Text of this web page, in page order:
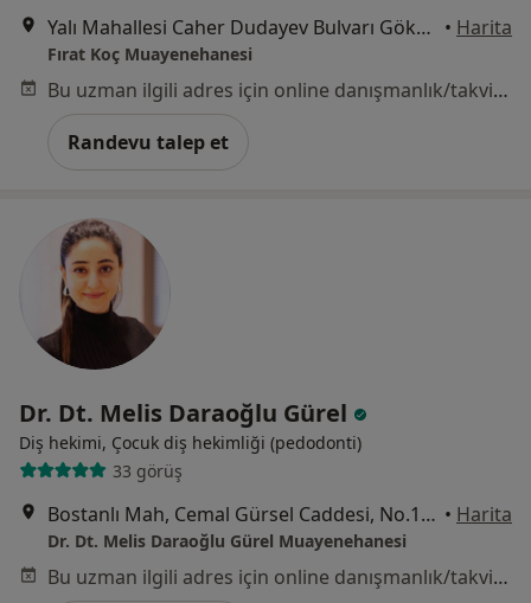
Yalı Mahallesi Caher Dudayev Bulvarı Gökkuşağı Apt. no: 99 kat :4 Daire :4 İzmir, Karşıyaka • Harita
Fırat Koç Muayenehanesi
Bu uzman ilgili adres için online danışmanlık/takvim sunmuyor.
Randevu talep et
Dr. Dt. Melis Daraoğlu Gürel
Diş hekimi, Çocuk diş hekimliği (pedodonti)
33 görüş
Bostanlı Mah, Cemal Gürsel Caddesi, No.107/4, İzmir • Harita
Dr. Dt. Melis Daraoğlu Gürel Muayenehanesi
Bu uzman ilgili adres için online danışmanlık/takvim sunmuyor.